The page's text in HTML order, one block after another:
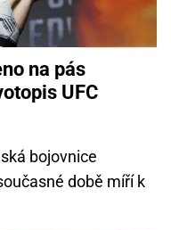
na pás
UFC
bojovnice
době míří k